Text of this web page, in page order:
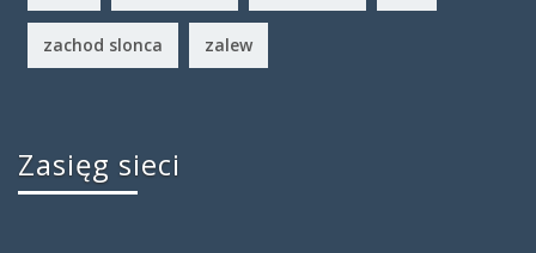
zachod slonca zalew
Zasięg sieci